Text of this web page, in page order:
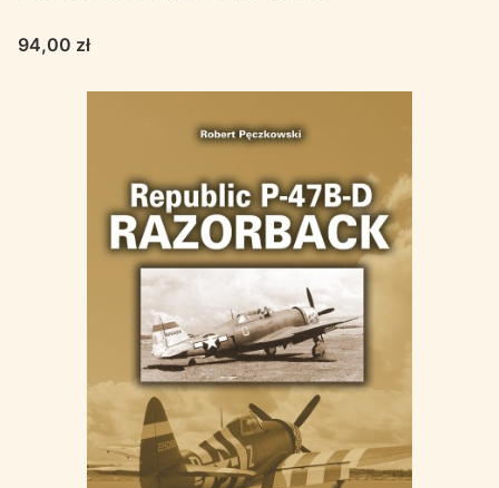
Cena
94,00 zł